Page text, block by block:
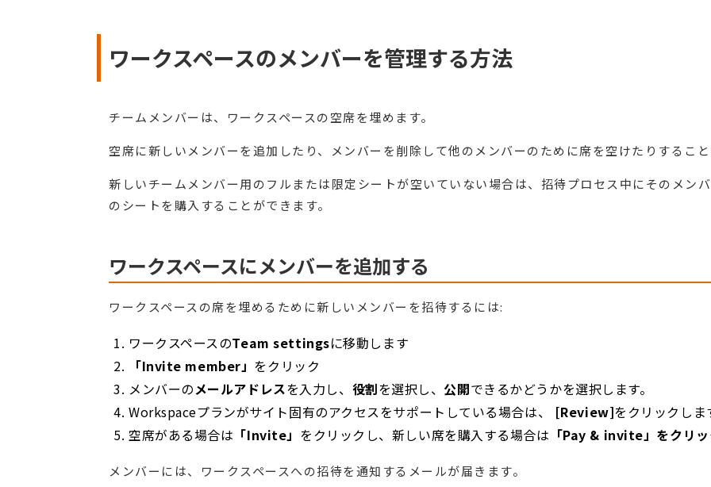
ワークスペースのメンバーを管理する方法
チームメンバーは、ワークスペースの空席を埋めます。
空席に新しいメンバーを追加したり、メンバーを削除して他のメンバーのために席を空けたりすること
新しいチームメンバー用のフルまたは限定シートが空いていない場合は、招待プロセス中にそのメン
のシートを購入することができます。
ワークスペースにメンバーを追加する
ワークスペースの席を埋めるために新しいメンバーを招待するには:
ワークスペースのTeam settingsに移動します
「Invite member」 をクリック
メンバーのメールアドレスを入力し、 役割を選択し、 公開できるかどうかを選択します。
Workspaceプランがサイト固有のアクセスをサポートしている場合は、 [Review]をクリックしま
空席がある場合は 「Invite」 をクリックし、新しい席を購入する場合は 「Pay & invite」をクリッ
メンバーには、ワークスペースへの招待を通知するメールが届きます。